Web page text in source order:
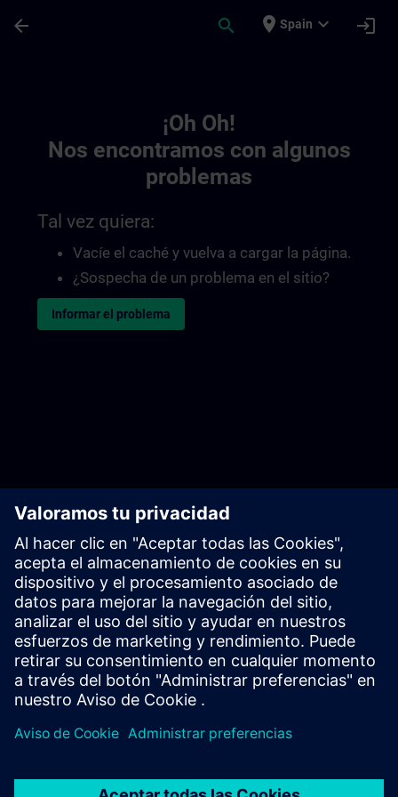
arrow_back search place Spain expand_more login
¡Oh Oh!
Nos encontramos con algunos
problemas
Tal vez quiera:
Vacíe el caché y vuelva a cargar la página.
¿Sospecha de un problema en el sitio?
Informar el problema